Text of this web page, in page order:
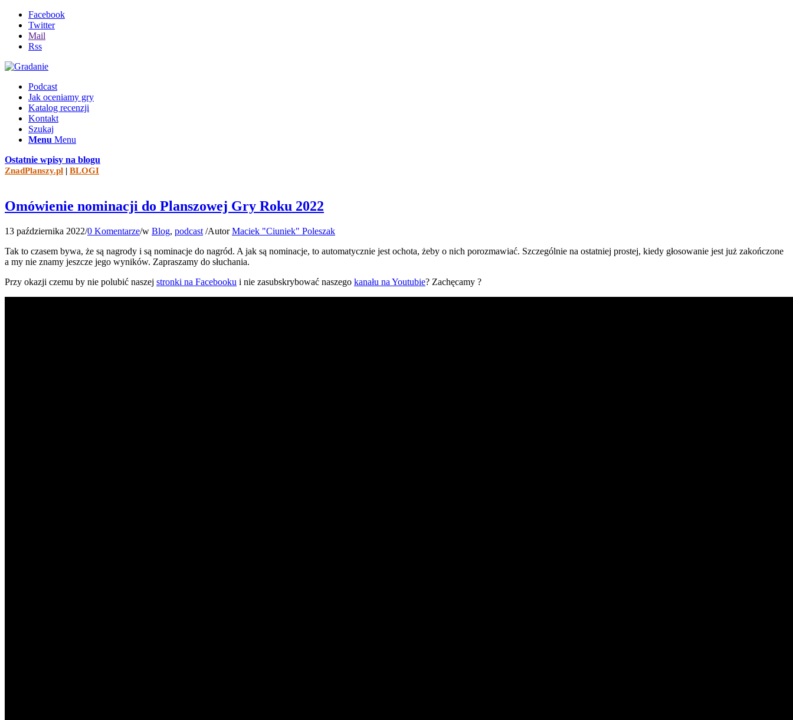
Facebook
Twitter
Mail
Rss
Podcast
Jak oceniamy gry
Katalog recenzji
Kontakt
Szukaj
Menu Menu
Ostatnie wpisy na blogu
ZnadPlanszy.pl | BLOGI
Omówienie nominacji do Planszowej Gry Roku 2022
13 października 2022/0 Komentarze/w Blog, podcast /AutorMaciek "Ciuniek" Poleszak
Tak to czasem bywa, że są nagrody i są nominacje do nagród. A jak są nominacje, to automatycznie jest ochota, żeby o nich porozmawiać. Szczególnie na ostatniej prostej, kiedy głosowanie jest już zakończone
a my nie znamy jeszcze jego wyników. Zapraszamy do słuchania.
Przy okazji czemu by nie polubić naszej stronki na Facebooku i nie zasubskrybować naszego kanału na Youtubie? Zachęcamy ?